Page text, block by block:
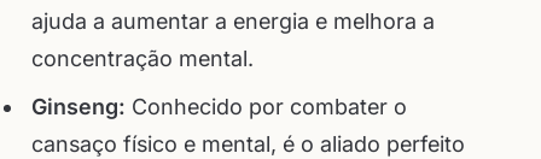
ajuda a aumentar a energia e melhora a
concentração mental.
Ginseng: Conhecido por combater o
cansaço físico e mental, é o aliado perfeito